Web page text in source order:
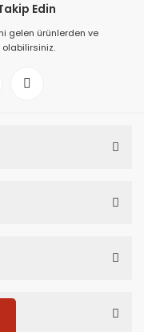
Edin
gelen ürünlerden ve